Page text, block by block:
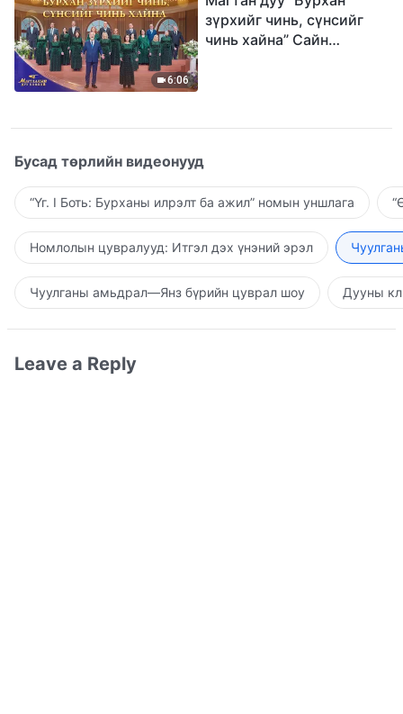
6:06
зүрхийг чинь, сүнсийг
чинь хайна” Сайн
Бусад төрлийн видеонууд
“Үг. I Боть: Бурханы илрэлт ба ажил” номын уншлага
Номлолын цувралууд: Итгэл дэх үнэний эрэл
Чуулганы амьдрал—Янз бүрийн цуврал шоу Дууны
Leave a Reply